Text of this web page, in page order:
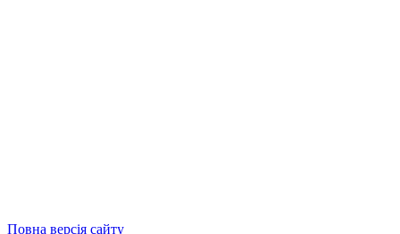
Повна версія сайту